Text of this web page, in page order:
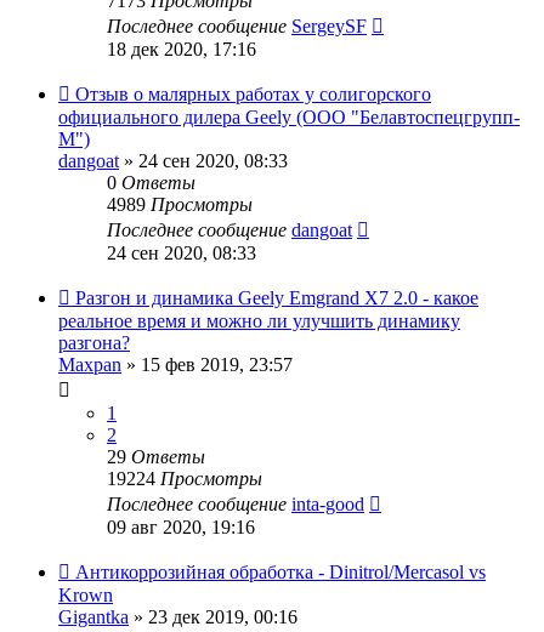
Последнее сообщение SergeySF
18 дек 2020, 17:16
Отзыв о малярных работах у солигорского
официального дилера Geely (ООО "Белавтоспецгрупп-
М")
dangoat» 24 сен 2020, 08:33
0 Ответы
4989 Просмотры
Последнее сообщение dangoat
24 сен 2020, 08:33
Разгон и динамика Geely Emgrand Х7 2.0 - какое
реальное время и можно ли улучшить динамику
разгона?
Maxpan » 15 фев 2019, 23:57
1
2
29 Ответы
19224 Просмотры
Последнее сообщение inta-good
09 авг 2020, 19:16
Антикоррозийная обработка - Dinitrol/Mercasol vs
Krown
Gigantka » 23 дек 2019, 00:16